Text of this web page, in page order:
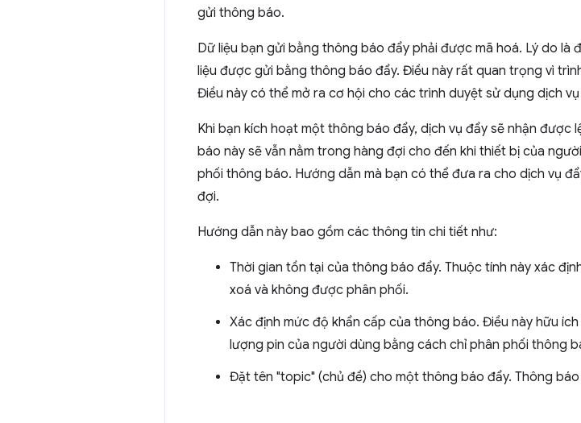
gửi thông báo.
Dữ liệu bạn gửi bằng thông báo đẩy phải được mã hoá. Lý do là
liệu được gửi bằng thông báo đẩy. Điều này rất quan trọng vì
Điều này có thể mở ra cơ hội cho các trình duyệt sử dụng dịch
Khi bạn kích hoạt một thông báo đẩy, dịch vụ đẩy sẽ nhận được
báo này sẽ vẫn nằm trong hàng đợi cho đến khi thiết bị của
phối thông báo. Hướng dẫn mà bạn có thể đưa ra cho dịch vụ
đợi.
Hướng dẫn này bao gồm các thông tin chi tiết như:
Thời gian tồn tại của thông báo đẩy. Thuộc tính này xác
xoá và không được phân phối.
Xác định mức độ khẩn cấp của thông báo. Điều này hữu
lượng pin của người dùng bằng cách chỉ phân phối thông
Đặt tên "topic" (chủ đề) cho một thông báo đẩy. Thông